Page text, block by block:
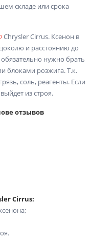
складе или срока
Chrysler Cirrus. Ксенон в
и расстоянию до
нужно брать
блоками розжига. Т.к.
соль, реагенты. Если
из строя.
отзывов
Cirrus: